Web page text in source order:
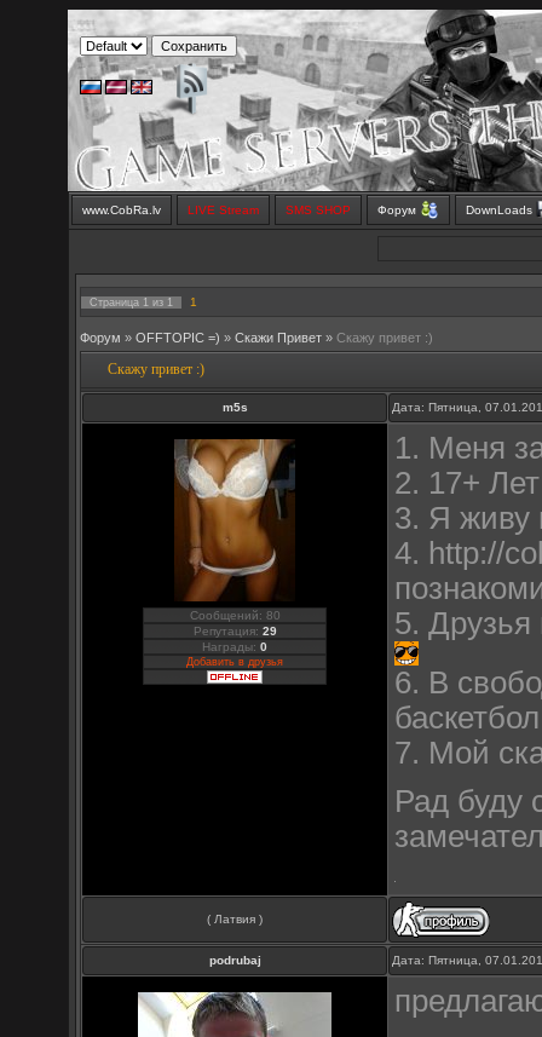
www.CobRa.lv LIVE Stream SMS SHOP Форум DownLoads
Страница 1 из 1 1
Форум » OFFTOPIC =) » Скажи Привет » Скажу привет :)
Скажу привет :)
m5s Дата: Пятница,
Сообщений: 80
Репутация: 29
Награды:0
Добавить в друзья
1. Меня
2. 17+ Лет
3. Я живу
4. http://
5. Друзья
6. В
7. Мой
Рад буду
( Латвия )
podrubaj Дата: Пятница,